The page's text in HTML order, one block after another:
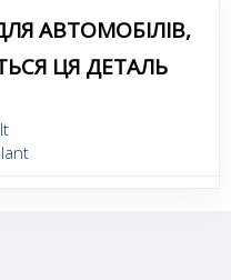
АВТОМОБІЛІВ,
ЦЯ ДЕТАЛЬ